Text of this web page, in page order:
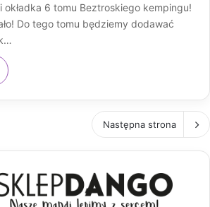
okładka 6 tomu Beztroskiego kempingu!
Do tego tomu będziemy dodawać
Następna strona